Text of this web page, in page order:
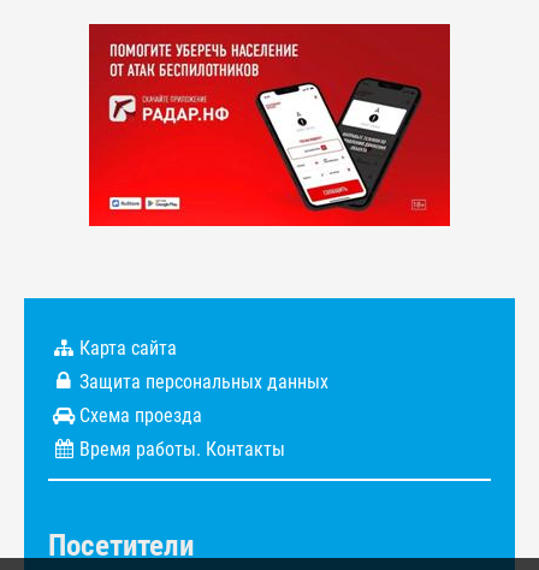
Карта сайта
Защита персональных данных
Схема проезда
Время работы. Контакты
Посетители